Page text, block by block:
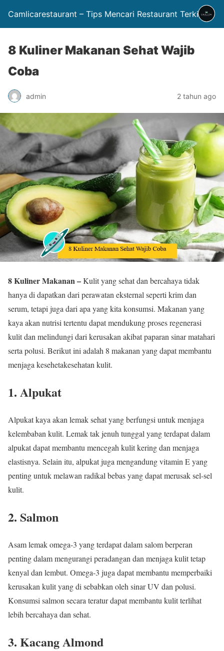
Camlicarestaurant – Tips Mencari Restaurant Terkini
8 Kuliner Makanan Sehat Wajib
Coba
admin 2 tahun ago
8 Kuliner Makanan –Kulit yang sehat dan bercahaya tidak
hanya di dapatkan dari perawatan eksternal seperti krim dan
serum, tetapi juga dari apa yang kita konsumsi. Makanan yang
kaya akan nutrisi tertentu dapat mendukung proses regenerasi
kulit dan melindungi dari kerusakan akibat paparan sinar matahari
serta polusi. Berikut ini adalah 8 makanan yang dapat membantu
menjaga kesehetakesehatan kulit.
1. Alpukat
Alpukat kaya akan lemak sehat yang berfungsi untuk menjaga
kelembaban kulit. Lemak tak jenuh tunggal yang terdapat dalam
alpukat dapat membantu mencegah kulit kering dan menjaga
elastisnya. Selain itu, alpukat juga mengandung vitamin E yang
penting untuk melawan radikal bebas yang dapat merusak sel-sel
kulit.
2. Salmon
Asam lemak omega-3 yang terdapat dalam salom berperan
penting dalam mengurangi peradangan dan menjaga kulit tetap
kenyal dan lembut. Omega-3 juga dapat membantu memperbaiki
kerusakan kulit yang di sebabkan oleh sinar UV dan polusi.
Konsumsi salmon secara teratur dapat membantu kulit terlihat
lebih bercahaya dan sehat.
3. Kacang Almond